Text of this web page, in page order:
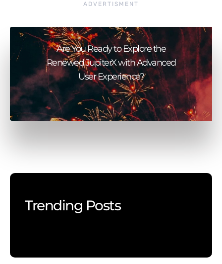
ADVERTISMENT
Are You Ready to Explore the
Renewed JupiterX with Advanced
User Experience?
Trending Posts